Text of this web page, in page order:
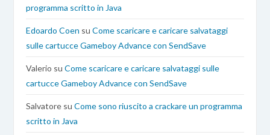
programma scritto in Java
Edoardo Coen suCome scaricare e caricare salvataggi
sulle cartucce Gameboy Advance con SendSave
Valerio suCome scaricare e caricare salvataggi sulle
cartucce Gameboy Advance con SendSave
Salvatore suCome sono riuscito a crackare un programma
scritto in Java